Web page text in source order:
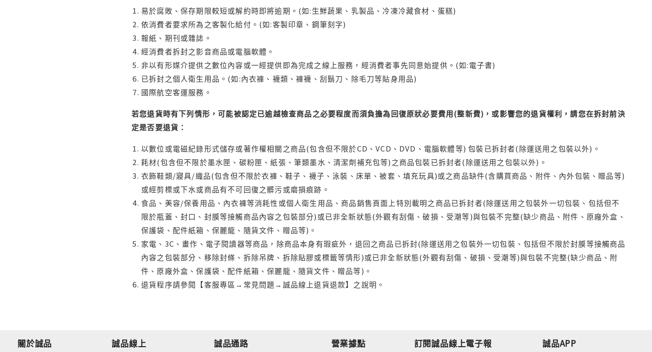
易於腐敗、保存期限較短或解約時即將逾期。(如:生鮮蔬果、乳製品、冷凍冷藏食材、蛋糕)
依消費者要求所為之客製化給付。(如:客製印章、鋼筆刻字)
報紙、期刊或雜誌。
經消費者拆封之影音商品或電腦軟體。
非以有形媒介提供之數位內容或一經提供即為完成之線上服務，經消費者事先同意始提供。(如:電子書)
已拆封之個人衛生用品。(如:內衣褲、襪類、褲襪、刮鬍刀、除毛刀等貼身用品)
國際航空客運服務。
若您退貨時有下列情形，可能被認定已逾越檢查商品之必要程度而須負擔為回復原狀必要費用(整新費)，或影響您的退貨權利，請您在拆封前決
定是否要退貨：
以數位或電磁紀錄形式儲存或著作權相關之商品(包含但不限於CD、VCD、DVD、電腦軟體等) 包裝已拆封者(除運送用之包裝以外)。
耗材(包含但不限於墨水匣、碳粉匣、紙張、筆類墨水、清潔劑補充包等)之商品包裝已拆封者(除運送用之包裝以外)。
衣飾鞋類/寢具/織品(包含但不限於衣褲、鞋子、襪子、泳裝、床單、被套、填充玩具)或之商品缺件(含購買商品、附件、內外包裝、贈品等)
或經剪標或下水或商品有不可回復之髒污或磨損痕跡。
食品、美容/保養用品、內衣褲等消耗性或個人衛生用品、商品銷售頁面上特別載明之商品已拆封者(除運送用之包裝外一切包裝、包括但不
限於瓶蓋、封口、封膜等接觸商品內容之包裝部分)或已非全新狀態(外觀有刮傷、破損、受潮等)與包裝不完整(缺少商品、附件、原廠外盒、
保護袋、配件紙箱、保麗龍、隨貨文件、贈品等)。
家電、3C、畫作、電子閱讀器等商品，除商品本身有瑕疵外，退回之商品已拆封(除運送用之包裝外一切包裝、包括但不限於封膜等接觸商品
內容之包裝部分、移除封條、拆除吊牌、拆除貼膠或標籤等情形)或已非全新狀態(外觀有刮傷、破損、受潮等)與包裝不完整(缺少商品、附
件、原廠外盒、保護袋、配件紙箱、保麗龍、隨貨文件、贈品等)。
退貨程序請參閱【客服專區→常見問題→誠品線上退貨退款】之說明。
關於誠品 誠品線上 誠品通路 營業據點 訂閱誠品線上電子報 誠品APP